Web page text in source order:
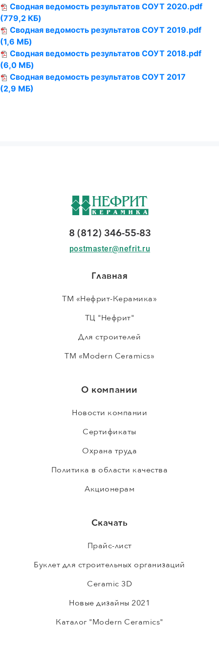
Сводная ведомость результатов СОУТ 2020.pdf
(779,2 КБ)
Сводная ведомость результатов СОУТ 2019.pdf
(1,6 МБ)
Сводная ведомость результатов СОУТ 2018.pdf
(6,0 МБ)
Сводная ведомость результатов СОУТ 2017
(2,9 МБ)
8 (812) 346-55-83
postmaster@nefrit.ru
Главная
ТМ «Нефрит-Керамика»
ТЦ "Нефрит"
Для строителей
ТМ «Modern Ceramics»
О компании
Новости компании
Сертификаты
Охрана труда
Политика в области качества
Акционерам
Скачать
Прайс-лист
Буклет для строительных организаций
Ceramic 3D
Новые дизайны 2021
Каталог "Modern Ceramics"